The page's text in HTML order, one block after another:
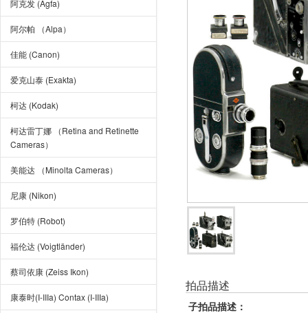
阿克发 (Agfa)
阿尔帕 （Alpa）
佳能 (Canon)
爱克山泰 (Exakta)
柯达 (Kodak)
柯达雷丁娜 （Retina and Retinette
Cameras）
美能达 （Minolta Cameras）
尼康 (Nikon)
罗伯特 (Robot)
福伦达 (Voigtländer)
蔡司依康 (Zeiss Ikon)
康泰时(I-IIIa) Contax (I-IIIa)
拍品描述
子拍品描述 ：